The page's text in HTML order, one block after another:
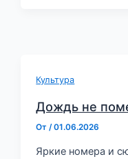
Культура
Дождь не
От /01.06.2026
Яркие номера и